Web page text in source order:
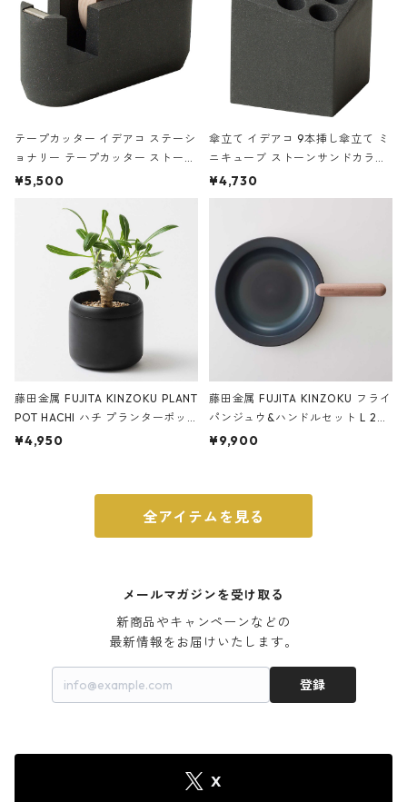
テープカッター イデアコ ステーシ
ョナリー テープカッター ストーン
サンドカラー 石調 ideaco Station
¥5,500
傘立て イデアコ 9本挿し傘立て ミ
ニキューブ ストーンサンドカラー
石調 ideaco Umbrella Stand CUB
E ストーンサンドブラック
¥4,730
藤田金属 FUJITA KINZOKU PLANT
POT HACHI ハチ プランターポッ
ト 3号 ブラック
¥4,950
藤田金属 FUJITA KINZOKU フライ
パンジュウ&ハンドルセット L 24c
m ガス火・IH対応 鉄フライパン
¥9,900
全アイテムを見る
メールマガジンを受け取る
新商品やキャンペーンなどの
最新情報をお届けいたします。
登録
X